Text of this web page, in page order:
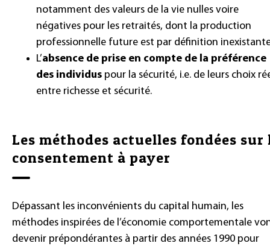
notamment des valeurs de la vie nulles voire
négatives pour les retraités, dont la production
professionnelle future est par définition
L’absence de prise en compte de la préférence
des individus pour la sécurité, i.e. de leurs choix
entre richesse et sécurité.
Les méthodes actuelles fondées sur
consentement à payer
Dépassant les inconvénients du capital humain, les
méthodes inspirées de l’économie comportementale
devenir prépondérantes à partir des années 1990 pour